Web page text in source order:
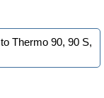
Thermo 90, 90 S,